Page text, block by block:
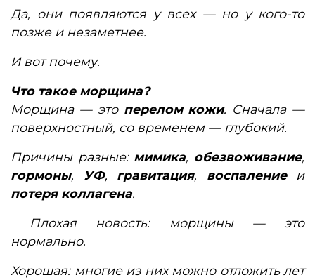
Да, они появляются у всех — но у кого-то
позже и незаметнее.
И вот почему.
Что такое морщина?
Морщина — это перелом кожи. Сначала —
поверхностный, со временем — глубокий.
Причины разные: мимика, обезвоживание,
гормоны, УФ, гравитация, воспалениеи
потеря коллагена.
Плохая новость: морщины — это
нормально.
Хорошая: многие из них можно отложить лет